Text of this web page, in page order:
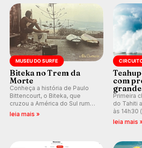
prática
MUSEU DO SURFE
Biteka no Trem da
Morte
Conheça a história de Paulo
Bittencourt, o Biteka, que
cruzou a América do Sul rumo
ao Pacífico em uma jornada
leia mais »
com
Primeira
do Tahiti
às 14h30
indica
Kelly
leia mais